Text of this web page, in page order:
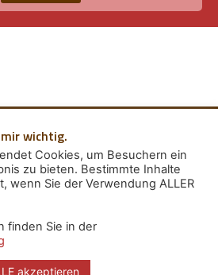
wichtig.
Cookies, um Besuchern ein
zu bieten. Bestimmte Inhalte
wenn Sie der Verwendung ALLER
finden Sie in der
akzeptieren